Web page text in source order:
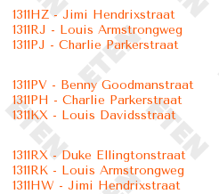
1311HZ - Jimi Hendrixstraat
1311RJ - Louis Armstrongweg
1311PJ - Charlie Parkerstraat
1311PV - Benny Goodmanstraat
1311PH - Charlie Parkerstraat
1311KX - Louis Davidsstraat
1311RX - Duke Ellingtonstraat
1311RK - Louis Armstrongweg
1311HW - Jimi Hendrixstraat